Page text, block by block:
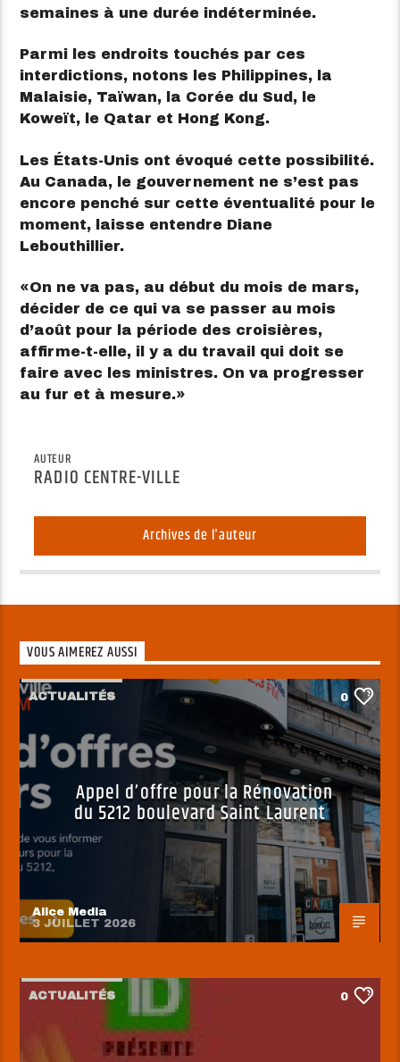
semaines à une durée indéterminée.
Parmi les endroits touchés par ces
interdictions, notons les Philippines, la
Malaisie, Taïwan, la Corée du Sud, le
Koweït, le Qatar et Hong Kong.
Les États-Unis ont évoqué cette possibilité.
Au Canada, le gouvernement ne s’est pas
encore penché sur cette éventualité pour le
moment, laisse entendre Diane
Lebouthillier.
On ne va pas, au début du mois de mars,
décider de ce qui va se passer au mois
d’août pour la période des croisières,
affirme-t-elle, il y a du travail qui doit se
faire avec les ministres. On va progresser
au fur et à mesure.
AUTEUR
RADIO CENTRE-VILLE
Archives de l'auteur
VOUS AIMEREZ AUSSI
ACTUALITÉS 0
Appel d’offre pour la Rénovation
du 5212 boulevard Saint Laurent
Alice Media
3 JUILLET 2026
ACTUALITÉS 0